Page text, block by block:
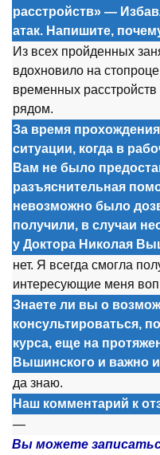
расстройств» —
атак. Напишите,
Из всех пройденных
вдохновило на стопро
временных расстро
рядом.
За время
ситуации, когда в
Вам не было
разъяснительная
невозможно было
получили, в случаи
у Доктора Николая
нет. Я всегда смогла по
интересующие меня во
Знаете ли вы о
консультироваться,
курса, еще на
Вышинского и важно
да знаю.
Наш комментарий к
—
Вы можете